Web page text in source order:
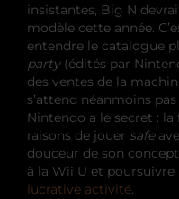
insistantes, Big N
modèle cette année.
entendre le catalogue
party (édités par
des ventes de la
s’attend néanmoins
Nintendo a le secret :
raisons de jouer safe
douceur de son
à la Wii U et poursuivre
lucrative activité.